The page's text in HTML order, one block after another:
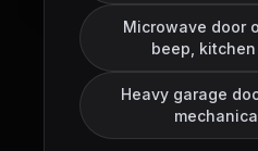
Microwave door
beep,
Heavy garage